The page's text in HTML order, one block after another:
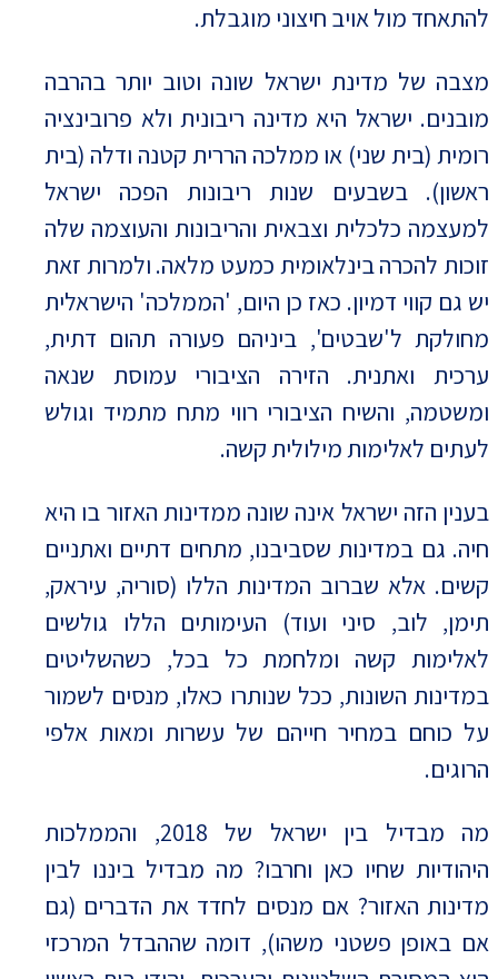
להתאחד מול אויב חיצוני מוגבלת.
מצבה של מדינת ישראל שונה וטוב יותר בהרבה
מובנים. ישראל היא מדינה ריבונית ולא פרובינציה
רומית (בית שני) או ממלכה הררית קטנה ודלה (בית
ראשון). בשבעים שנות ריבונות הפכה ישראל
למעצמה כלכלית וצבאית והריבונות והעוצמה שלה
זוכות להכרה בינלאומית כמעט מלאה. ולמרות זאת
יש גם קווי דמיון. כאז כן היום, 'הממלכה' הישראלית
מחולקת ל'שבטים', ביניהם פעורה תהום דתית,
ערכית ואתנית. הזירה הציבורי עמוסת שנאה
ומשטמה, והשיח הציבורי רווי מתח מתמיד וגולש
לעתים לאלימות מילולית קשה.
בענין הזה ישראל אינה שונה ממדינות האזור בו היא
חיה. גם במדינות שסביבנו, מתחים דתיים ואתניים
קשים. אלא שברוב המדינות הללו (סוריה, עיראק,
תימן, לוב, סיני ועוד) העימותים הללו גולשים
לאלימות קשה ומלחמת כל בכל, כשהשליטים
במדינות השונות, ככל שנותרו כאלו, מנסים לשמור
על כוחם במחיר חייהם של עשרות ומאות אלפי
הרוגים.
מה מבדיל בין ישראל של 2018, והממלכות
היהודיות שחיו כאן וחרבו? מה מבדיל ביננו לבין
מדינות האזור? אם מנסים לחדד את הדברים (גם
אם באופן פשטני משהו), דומה שההבדל המרכזי